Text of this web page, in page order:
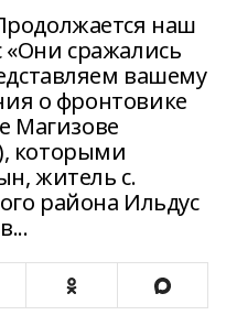
наш
сражались
вашему
о фронтовике
Магизове
которыми
житель с.
района Ильдус